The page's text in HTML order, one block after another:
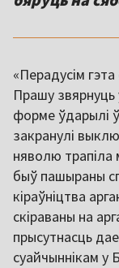
«Перадусім
Прашу звярнуць
форме ўдарылі
закранулі
няволю трапіла
быў пашыраны
кіраўніцтва
скіраваны на
прысутнасць
суайчыннікам у